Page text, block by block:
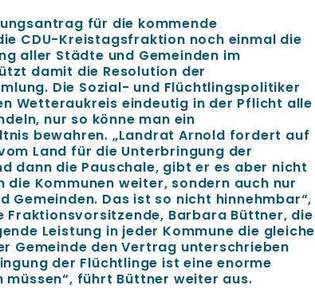
für die kommende
CDU-Kreistagsfraktion noch einmal die
aller Städte und Gemeinden im
damit die Resolution der
Die Sozial- und Flüchtlingspolitiker
Wetteraukreis eindeutig in der Pflicht alle
nur so könne man ein
bewahren. „Landrat Arnold fordert auf
Land für die Unterbringung der
dann die Pauschale, gibt er es aber nicht
Kommunen weiter, sondern auch nur
Gemeinden. Das ist so nicht hinnehmbar“,
Barbara Büttner, die
Leistung in jeder Kommune die gleiche
Gemeinde den Vertrag unterschrieben
der Flüchtlinge ist eine enorme
führt Büttner weiter aus.